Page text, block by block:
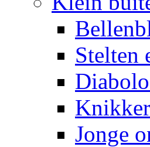
Stelten
Jonge